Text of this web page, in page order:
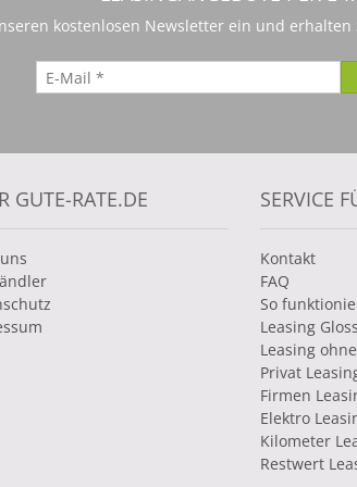
kostenlosen Newsletter ein und
GUTE-RATE.DE SERVICE
Kontakt
FAQ
So
Leasing
Leasing
Privat
Firmen
Elektro
Kilometer
Restwert